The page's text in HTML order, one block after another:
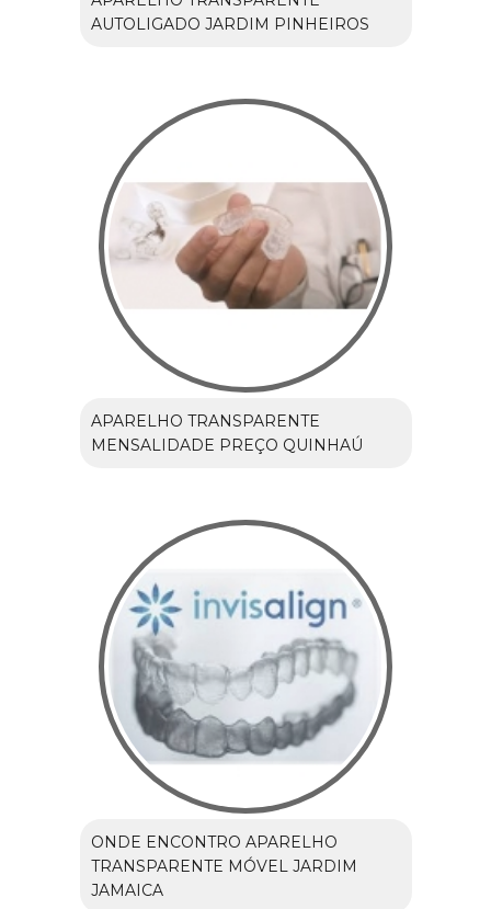
AUTOLIGADO JARDIM PINHEIROS
APARELHO TRANSPARENTE
MENSALIDADE PREÇO QUINHAÚ
ONDE ENCONTRO APARELHO
TRANSPARENTE MÓVEL JARDIM
JAMAICA